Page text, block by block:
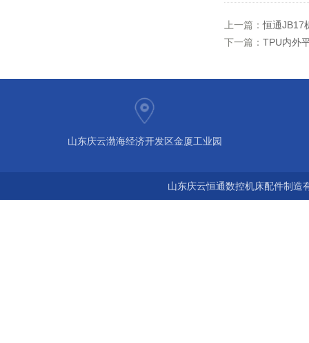
上一篇：恒通JB17
下一篇： TPU内外
山东庆云渤海经济开发区金厦工业园
山东庆云恒通数控机床配件制